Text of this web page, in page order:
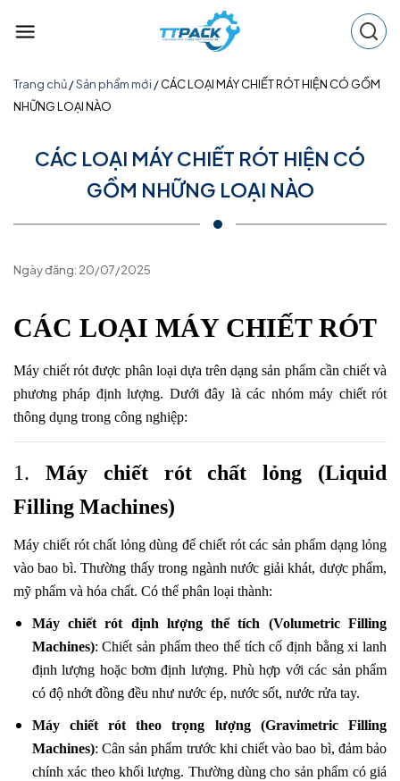
Trang chủ/Sản phẩm mới /CÁC LOẠI MÁY CHIẾT RÓT HIỆN CÓ GỒM
NHỮNG LOẠI NÀO
CÁC LOẠI MÁY CHIẾT RÓT HIỆN CÓ
GỒM NHỮNG LOẠI NÀO
Ngày đăng: 20/07/2025
CÁC LOẠI MÁY CHIẾT RÓT
Máy chiết rót được phân loại dựa trên dạng sản phẩm cần chiết và
phương pháp định lượng. Dưới đây là các nhóm máy chiết rót
thông dụng trong công nghiệp:
1. Máy chiết rót chất lỏng (Liquid
Filling Machines)
Máy chiết rót chất lỏng dùng để chiết rót các sản phẩm dạng lỏng
vào bao bì. Thường thấy trong ngành nước giải khát, dược phẩm,
mỹ phẩm và hóa chất. Có thể phân loại thành:
Máy chiết rót định lượng thể tích (Volumetric Filling
Machines): Chiết sản phẩm theo thể tích cố định bằng xi lanh
định lượng hoặc bơm định lượng. Phù hợp với các sản phẩm
có độ nhớt đồng đều như nước ép, nước sốt, nước rửa tay.
Máy chiết rót theo trọng lượng (Gravimetric Filling
Machines): Cân sản phẩm trước khi chiết vào bao bì, đảm bảo
chính xác theo khối lượng. Thường dùng cho sản phẩm có giá